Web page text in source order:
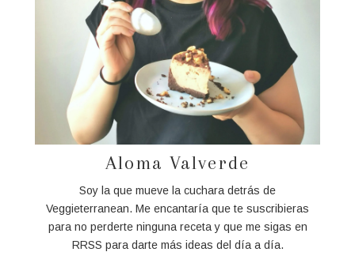
Aloma Valverde
Soy la que mueve la cuchara detrás de
Veggieterranean. Me encantaría que te suscribieras
para no perderte ninguna receta y que me sigas en
RRSS para darte más ideas del día a día.